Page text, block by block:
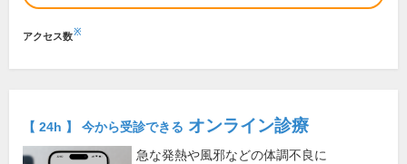
アクセス数※
【 24h 】 今から受診できる オンライン診療
急な発熱や風邪などの体調不良に